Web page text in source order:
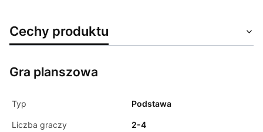
Cechy produktu
Gra planszowa
Typ Podstawa
Liczba graczy 2-4